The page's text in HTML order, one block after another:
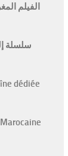
dédiée